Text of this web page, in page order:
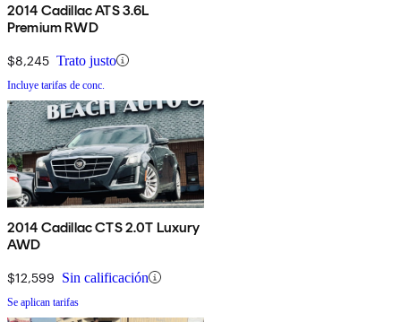
2014 Cadillac ATS 3.6L
Premium RWD
$8,245 Trato justo
Incluye tarifas de conc.
2014 Cadillac CTS 2.0T Luxury
AWD
$12,599 Sin calificación
Se aplican tarifas